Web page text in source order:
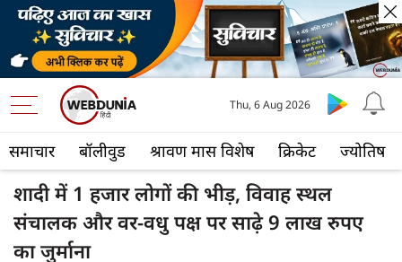
समाचार बॉलीवुड श्रावण मास विशेष क्रिकेट ज्योतिष
Thu, 6 Aug 2026
शादी में 1 हजार लोगों की भीड़, विवाह स्थल
संचालक और वर-वधु पक्ष पर साढ़े 9 लाख रुपए
का जुर्माना